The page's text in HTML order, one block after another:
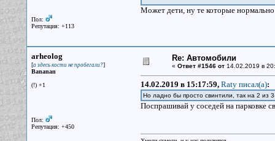
Пол:
Репутация: +113
Может дети, ну те которые нормально
arheolog
[а здесь кости не пробегали?]
Bananan
(!) +1
Пол:
Репутация: +450
Re: Автомобили
« Ответ #1546 от14.02.2019 в
14.02.2019 в 15:17:59, Raty писал(a):
Но ладно бы просто свинтили, так на 2 из
Поспрашивай у соседей на парковке